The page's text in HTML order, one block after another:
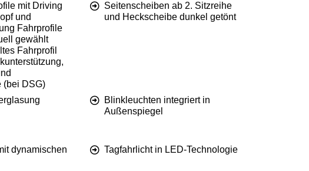
mit Driving
und
Fahrprofile
gewählt
Fahrprofil
(bei DSG)
Seitenscheiben ab 2. Sitzreihe
und Heckscheibe dunkel getönt
Blinkleuchten integriert in
Außenspiegel
dynamischen
Tagfahrlicht in LED-Technologie